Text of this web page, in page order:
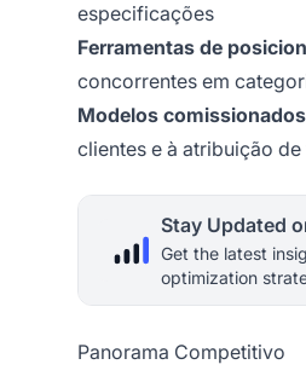
especificações
Ferramentas de
concorrentes em
Modelos
clientes e à atribuição
Stay Updated
Get the latest
optimization
Panorama Competitivo